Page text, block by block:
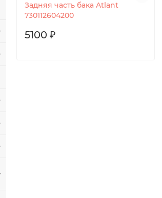
Задняя часть бака Atlant
730112604200
5100 ₽